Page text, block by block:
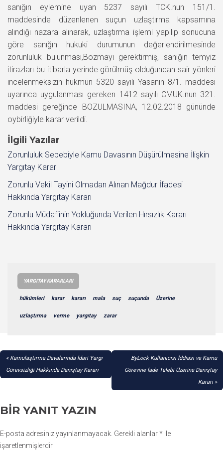
sanığın eylemine uyan 5237 sayılı TCK.nun 151/1.
maddesinde düzenlenen suçun uzlaştırma kapsamına
alındığı nazara alınarak, uzlaştırma işlemi yapılıp sonucuna
göre sanığın hukuki durumunun değerlendirilmesinde
zorunluluk bulunması,Bozmayı gerektirmiş, sanığın temyiz
itirazları bu itibarla yerinde görülmüş olduğundan sair yönleri
incelenmeksizin hükmün 5320 sayılı Yasanın 8/1. maddesi
uyarınca uygulanması gereken 1412 sayılı CMUK.nun 321.
maddesi gereğince BOZULMASINA, 12.02.2018 gününde
oybirliğiyle karar verildi.
İlgili Yazılar
Zorunluluk Sebebiyle Kamu Davasının Düşürülmesine İlişkin
Yargıtay Kararı
Zorunlu Vekil Tayini Olmadan Alınan Mağdur İfadesi
Hakkında Yargıtay Kararı
Zorunlu Müdafiinin Yokluğunda Verilen Hırsızlık Kararı
Hakkında Yargıtay Kararı
YARGITAY KARARLARI
hükümleri karar kararı mala suç suçunda Üzerine
uzlaştırma verme yargıtay zarar
YAZI
GEZINMESI
Kamulaştırma Davalarında İdari Yargı
Görevsizliği Hakkında Danıştay Kararı
ByLock Kullanıcısı İddiası ve Kamu
Görevine İade Talebi Üzerine Danıştay
Kararı
BIR YANIT YAZIN
E-posta adresiniz yayınlanmayacak. Gerekli alanlar* ile
işaretlenmişlerdir